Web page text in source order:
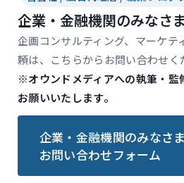
企業・金融機関のみなさま
企画コンサルティング、マーケテ
頼は、こちらからお問い合わせく
※オウンドメディアへの執筆・監
お願いいたします。
企業・金融機関のみなさ
お問い合わせフォーム